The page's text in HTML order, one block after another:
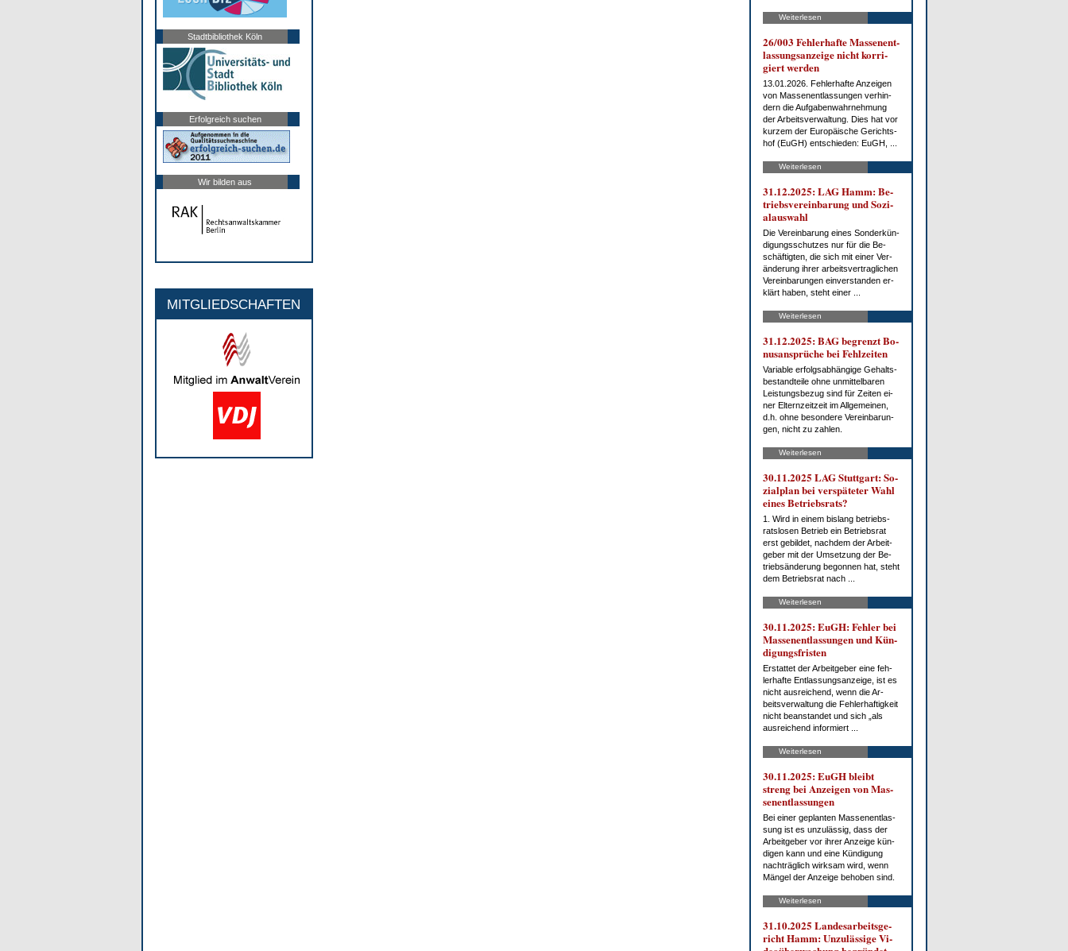
Stadtbibliothek Köln
Erfolgreich suchen
Wir bilden aus
MITGLIEDSCHAFTEN
Weiterlesen
26/003 Feh­ler­haf­te Mas­sen­ent­
las­sungs­an­zei­ge nicht kor­ri­
giert wer­den
13.01.2026. Feh­ler­haf­te An­zei­gen
von Mas­sen­ent­las­sun­gen ver­hin­
dern die Auf­ga­ben­wahr­neh­mung
der Ar­beits­ver­wal­tung. Dies hat vor
kur­zem der Eu­ro­päi­sche Ge­richts­
hof (EuGH) ent­schie­den: EuGH, ...
Weiterlesen
31.12.2025: LAG Hamm: Be­
triebs­ver­ein­ba­rung und So­zi­
al­aus­wahl
Die Ver­ein­ba­rung ei­nes Son­der­kün­
di­gungs­schut­zes nur für die Be­
schäf­tig­ten, die sich mit ei­ner Ver­
än­de­rung ih­rer ar­beits­ver­trag­li­chen
Ver­ein­ba­run­gen ein­ver­stan­den er­
klärt ha­ben, steht ei­ner ...
Weiterlesen
31.12.2025: BAG be­grenzt Bo­
nus­an­sprü­che bei Fehl­zei­ten
Va­ria­ble er­folgs­ab­hän­gi­ge Ge­halts­
be­stand­tei­le oh­ne un­mit­tel­ba­ren
Leis­tungs­be­zug sind für Zei­ten ei­
ner El­tern­zeit­zeit im All­ge­mei­nen,
d.h. oh­ne be­son­de­re Ver­ein­ba­run­
gen, nicht zu zah­len.
Weiterlesen
30.11.2025 LAG Stutt­gart: So­
zi­al­plan bei ver­spä­te­ter Wahl
ei­nes Be­triebs­rats?
1. Wird in ei­nem bis­lang be­triebs­
rats­lo­sen Be­trieb ein Be­triebs­rat
erst ge­bil­det, nach­dem der Ar­beit­
ge­ber mit der Um­set­zung der Be­
trieb­s­än­de­rung be­gon­nen hat, steht
dem Be­triebs­rat nach ...
Weiterlesen
30.11.2025: EuGH: Feh­ler bei
Mas­sen­ent­las­sun­gen und Kün­
di­gungs­fris­ten
Er­stat­tet der Ar­beit­ge­ber ei­ne feh­
ler­haf­te Ent­las­sungs­an­zei­ge, ist es
nicht aus­rei­chend, wenn die Ar­
beits­ver­wal­tung die Feh­ler­haf­tig­keit
nicht be­an­stan­det und sich „als
aus­rei­chend in­for­miert ...
Weiterlesen
30.11.2025: EuGH bleibt
streng bei An­zei­gen von Mas­
sen­ent­las­sun­gen
Bei ei­ner ge­plan­ten Mas­sen­ent­las­
sung ist es un­zu­läs­sig, dass der
Ar­beit­ge­ber vor ih­rer An­zei­ge kün­
di­gen kann und ei­ne Kün­di­gung
nach­träg­lich wirk­sam wird, wenn
Män­gel der An­zei­ge be­ho­ben sind.
Weiterlesen
31.10.2025 Lan­des­ar­beits­ge­
richt Hamm: Un­zu­läs­si­ge Vi­